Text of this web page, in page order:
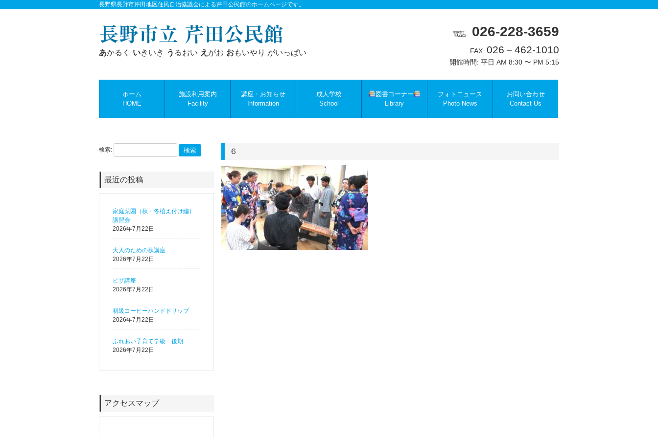
長野県長野市芹田地区住民自治協議会による芹田公民館のホームページです。
あかるく いきいき う るおい え がお おもいやり がいっぱい
電話: 026-228-3659
FAX: 026－462-1010
開館時間: 平日 AM 8:30 〜 PM 5:15
ホーム
HOME
施設利用案内
Facility
講座・お知らせ
Information
成人学校
School
図書コーナー
Library
フォトニュース
Photo News
お問い合わせ
Contact Us
６
検索:
最近の投稿
家庭菜園（秋・冬植え付け編）
講習会
2026年7月22日
大人のための秋講座
2026年7月22日
ピザ講座
2026年7月22日
初級コーヒーハンドドリップ
2026年7月22日
ふれあい子育て学級 後期
2026年7月22日
アクセスマップ